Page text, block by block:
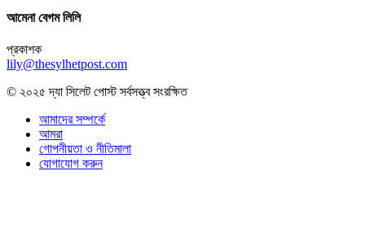
আমেনা বেগম লিলি
প্রকাশক
lily@thesylhetpost.com
© ২০২৫ দ্যা সিলেট পোস্ট সর্বসত্ত্ব সংরক্ষিত
আমাদের সম্পর্কে
আমরা
গোপনীয়তা ও নীতিমালা
যোগাযোগ করুন